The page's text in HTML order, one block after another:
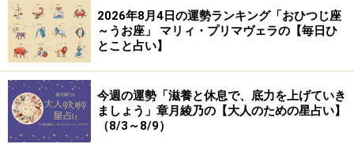
下半期は、少しゆとりのある生き方に切り替えていきま
しょう。
週に2日ほど、何も予定を入れない日を作る、予定を入
れても1つ、または、2つに絞るのがオススメです。空白
に、予想外の幸せが飛び込んでくるでしょう。
2026年8月4日の運勢ランキング「おひつじ座
～うお座」 マリィ・プリマヴェラの【毎日ひ
とこと占い】
今週の運勢「滋養と休息で、底力を上げていき
ましょう」章月綾乃の【大人のための星占い】
（8/3～8/9）